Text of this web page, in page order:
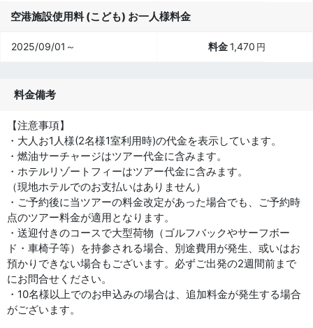
空港施設使用料 (こども) お一人様料金
2025/09/01～ 1,470 円
料金備考
【注意事項】
・大人お1人様(2名様1室利用時)の代金を表示しています。
・燃油サーチャージはツアー代金に含みます。
・ホテルリゾートフィーはツアー代金に含みます。
（現地ホテルでのお支払いはありません）
・ご予約後に当ツアーの料金改定があった場合でも、ご予約時
点のツアー料金が適用となります。
・送迎付きのコースで大型荷物（ゴルフバックやサーフボー
ド・車椅子等）を持参される場合、別途費用が発生、或いはお
預かりできない場合もございます。必ずご出発の2週間前まで
にお問合せください。
・10名様以上でのお申込みの場合は、追加料金が発生する場合
がございます。